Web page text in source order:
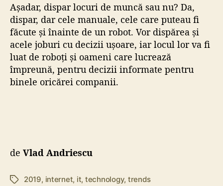
Așadar, dispar locuri de muncă sau nu? Da,
dispar, dar cele manuale, cele care puteau fi
făcute și înainte de un robot. Vor dispărea și
acele joburi cu decizii ușoare, iar locul lor va fi
luat de roboți și oameni care lucrează
împreună, pentru decizii informate pentru
binele oricărei companii.
de Vlad Andriescu
E 2019, internet, it, technology, trends